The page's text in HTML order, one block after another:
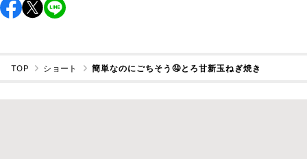
TOP ショート 簡単なのにごちそう🤤とろ甘新玉ねぎ焼き